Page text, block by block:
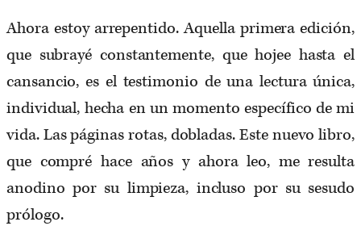
Ahora estoy arrepentido. Aquella primera edición,
que subrayé constantemente, que hojee hasta el
cansancio, es el testimonio de una lectura única,
individual, hecha en un momento específico de mi
vida. Las páginas rotas, dobladas. Este nuevo libro,
que compré hace años y ahora leo, me resulta
anodino por su limpieza, incluso por su sesudo
prólogo.